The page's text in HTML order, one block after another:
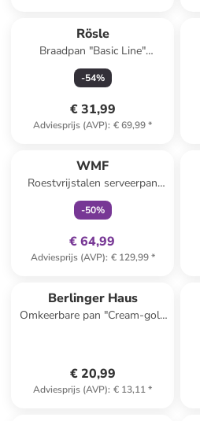
Rösle
Braadpan "Basic Line"
zilverkleurig - Ø 24 cm
-54%
€ 31,99
Adviesprijs (AVP): € 69,99*
WMF
Roestvrijstalen serveerpan
‘'Permadur Advance’' - Ø 32
cm
-50%
€ 64,99
Adviesprijs (AVP): € 129,99*
Berlinger Haus
Omkeerbare pan "Cream-gold
€ 20,99
Adviesprijs (AVP): € 13,11*